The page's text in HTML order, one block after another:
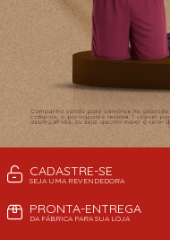
CADASTRE-SE
SEJA UMA REVENDEDORA
PRONTA-ENTREGA
DA FÁBRICA PARA SUA LOJA